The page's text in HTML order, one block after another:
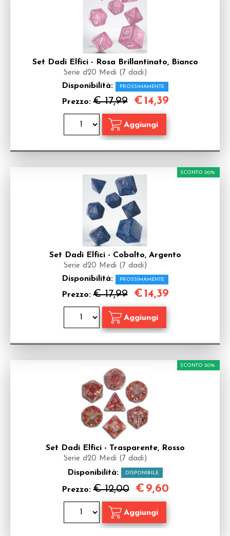
Set Dadi Elfici - Rosa Brillantinato, Bianco
Serie d20 Medi (7 dadi)
Disponibilità: PROSSIMAMENTE
Prezzo:€ 17,99 €14,39
Set Dadi Elfici - Cobalto, Argento
Serie d20 Medi (7 dadi)
Disponibilità: PROSSIMAMENTE
Prezzo:€ 17,99
SCONTO 20%
€14,39
Set Dadi Elfici - Trasparente, Rosso
Serie d20 Medi (7 dadi)
Disponibilità: DISPONIBILE
Prezzo:€ 12,00
SCONTO 20%
€ 9,60